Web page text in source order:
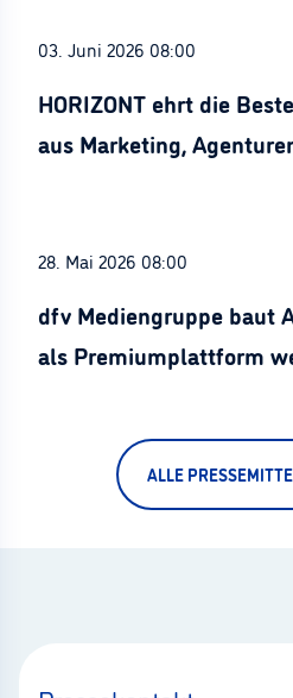
03. Juni 2026 08:00
HORIZONT ehrt die
aus Marketing,
28. Mai 2026 08:00
dfv Mediengruppe baut
als Premiumplattform
ALLE